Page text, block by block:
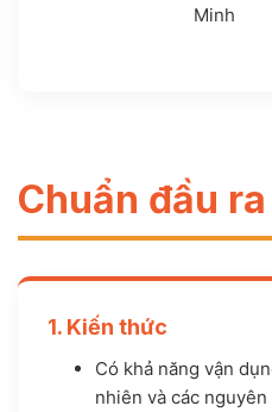
Minh
Chuẩn đầu ra
1. Kiến thức
Có khả năng vận
nhiên và các